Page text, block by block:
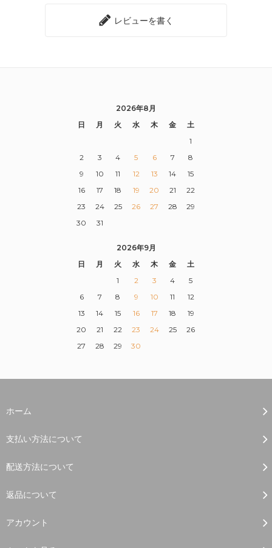
レビューを書く
2026年8月
日
月 火 水 木 金
土
1
2
3 4 5 6 7
8
9
10 11 12 13 14
15
16
17 18 19 20 21
22
23
24 25 26 27 28
29
30
31
2026年9月
日
月 火 水 木 金
土
1
2 3 4
5
6
7 8 9 10 11
12
13
14 15 16 17 18
19
20
21 22 23 24 25
26
27
28 29 30
ホーム
支払い方法について
配送方法について
返品について
アカウント